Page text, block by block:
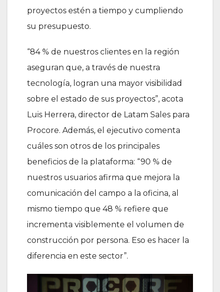
proyectos estén a tiempo y cumpliendo
su presupuesto.
“84 % de nuestros clientes en la región
aseguran que, a través de nuestra
tecnología, logran una mayor visibilidad
sobre el estado de sus proyectos”, acota
Luis Herrera, director de Latam Sales para
Procore. Además, el ejecutivo comenta
cuáles son otros de los principales
beneficios de la plataforma: “90 % de
nuestros usuarios afirma que mejora la
comunicación del campo a la oficina, al
mismo tiempo que 48 % refiere que
incrementa visiblemente el volumen de
construcción por persona. Eso es hacer la
diferencia en este sector”.